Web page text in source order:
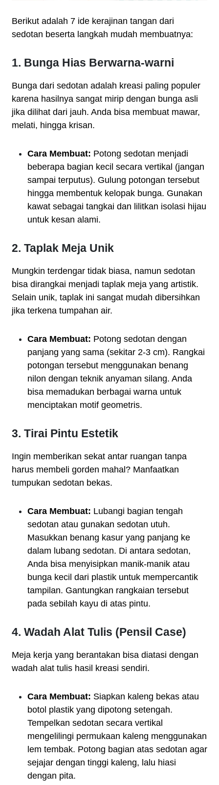
Berikut adalah 7 ide kerajinan tangan dari
sedotan beserta langkah mudah membuatnya:
1. Bunga Hias Berwarna-warni
Bunga dari sedotan adalah kreasi paling populer
karena hasilnya sangat mirip dengan bunga asli
jika dilihat dari jauh. Anda bisa membuat mawar,
melati, hingga krisan.
Cara Membuat: Potong sedotan menjadi
beberapa bagian kecil secara vertikal (jangan
sampai terputus). Gulung potongan tersebut
hingga membentuk kelopak bunga. Gunakan
kawat sebagai tangkai dan lilitkan isolasi hijau
untuk kesan alami.
2. Taplak Meja Unik
Mungkin terdengar tidak biasa, namun sedotan
bisa dirangkai menjadi taplak meja yang artistik.
Selain unik, taplak ini sangat mudah dibersihkan
jika terkena tumpahan air.
Cara Membuat: Potong sedotan dengan
panjang yang sama (sekitar 2-3 cm). Rangkai
potongan tersebut menggunakan benang
nilon dengan teknik anyaman silang. Anda
bisa memadukan berbagai warna untuk
menciptakan motif geometris.
3. Tirai Pintu Estetik
Ingin memberikan sekat antar ruangan tanpa
harus membeli gorden mahal? Manfaatkan
tumpukan sedotan bekas.
Cara Membuat: Lubangi bagian tengah
sedotan atau gunakan sedotan utuh.
Masukkan benang kasur yang panjang ke
dalam lubang sedotan. Di antara sedotan,
Anda bisa menyisipkan manik-manik atau
bunga kecil dari plastik untuk mempercantik
tampilan. Gantungkan rangkaian tersebut
pada sebilah kayu di atas pintu.
4. Wadah Alat Tulis (Pensil Case)
Meja kerja yang berantakan bisa diatasi dengan
wadah alat tulis hasil kreasi sendiri.
Cara Membuat: Siapkan kaleng bekas atau
botol plastik yang dipotong setengah.
Tempelkan sedotan secara vertikal
mengelilingi permukaan kaleng menggunakan
lem tembak. Potong bagian atas sedotan agar
sejajar dengan tinggi kaleng, lalu hiasi
dengan pita.